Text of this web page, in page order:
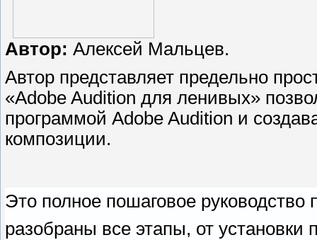
Автор: Алексей Мальцев.
Автор представляет предельно
«Adobe Audition для ленивых»
программой Adobe Audition и
композиции.
Это полное пошаговое
разобраны все этапы, от